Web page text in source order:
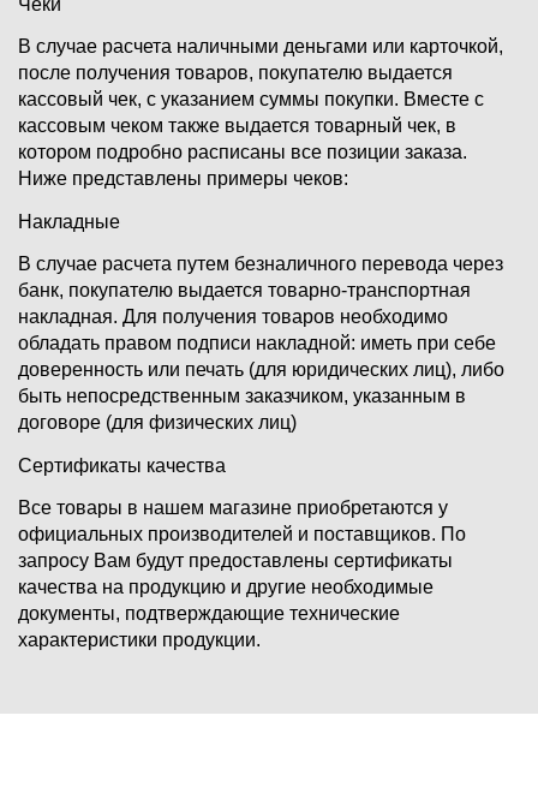
Чеки
В случае расчета наличными деньгами или карточкой,
после получения товаров, покупателю выдается
кассовый чек, с указанием суммы покупки. Вместе с
кассовым чеком также выдается товарный чек, в
котором подробно расписаны все позиции заказа.
Ниже представлены примеры чеков:
Накладные
В случае расчета путем безналичного перевода через
банк, покупателю выдается товарно-транспортная
накладная. Для получения товаров необходимо
обладать правом подписи накладной: иметь при себе
доверенность или печать (для юридических лиц), либо
быть непосредственным заказчиком, указанным в
договоре (для физических лиц)
Сертификаты качества
Все товары в нашем магазине приобретаются у
официальных производителей и поставщиков. По
запросу Вам будут предоставлены сертификаты
качества на продукцию и другие необходимые
документы, подтверждающие технические
характеристики продукции.